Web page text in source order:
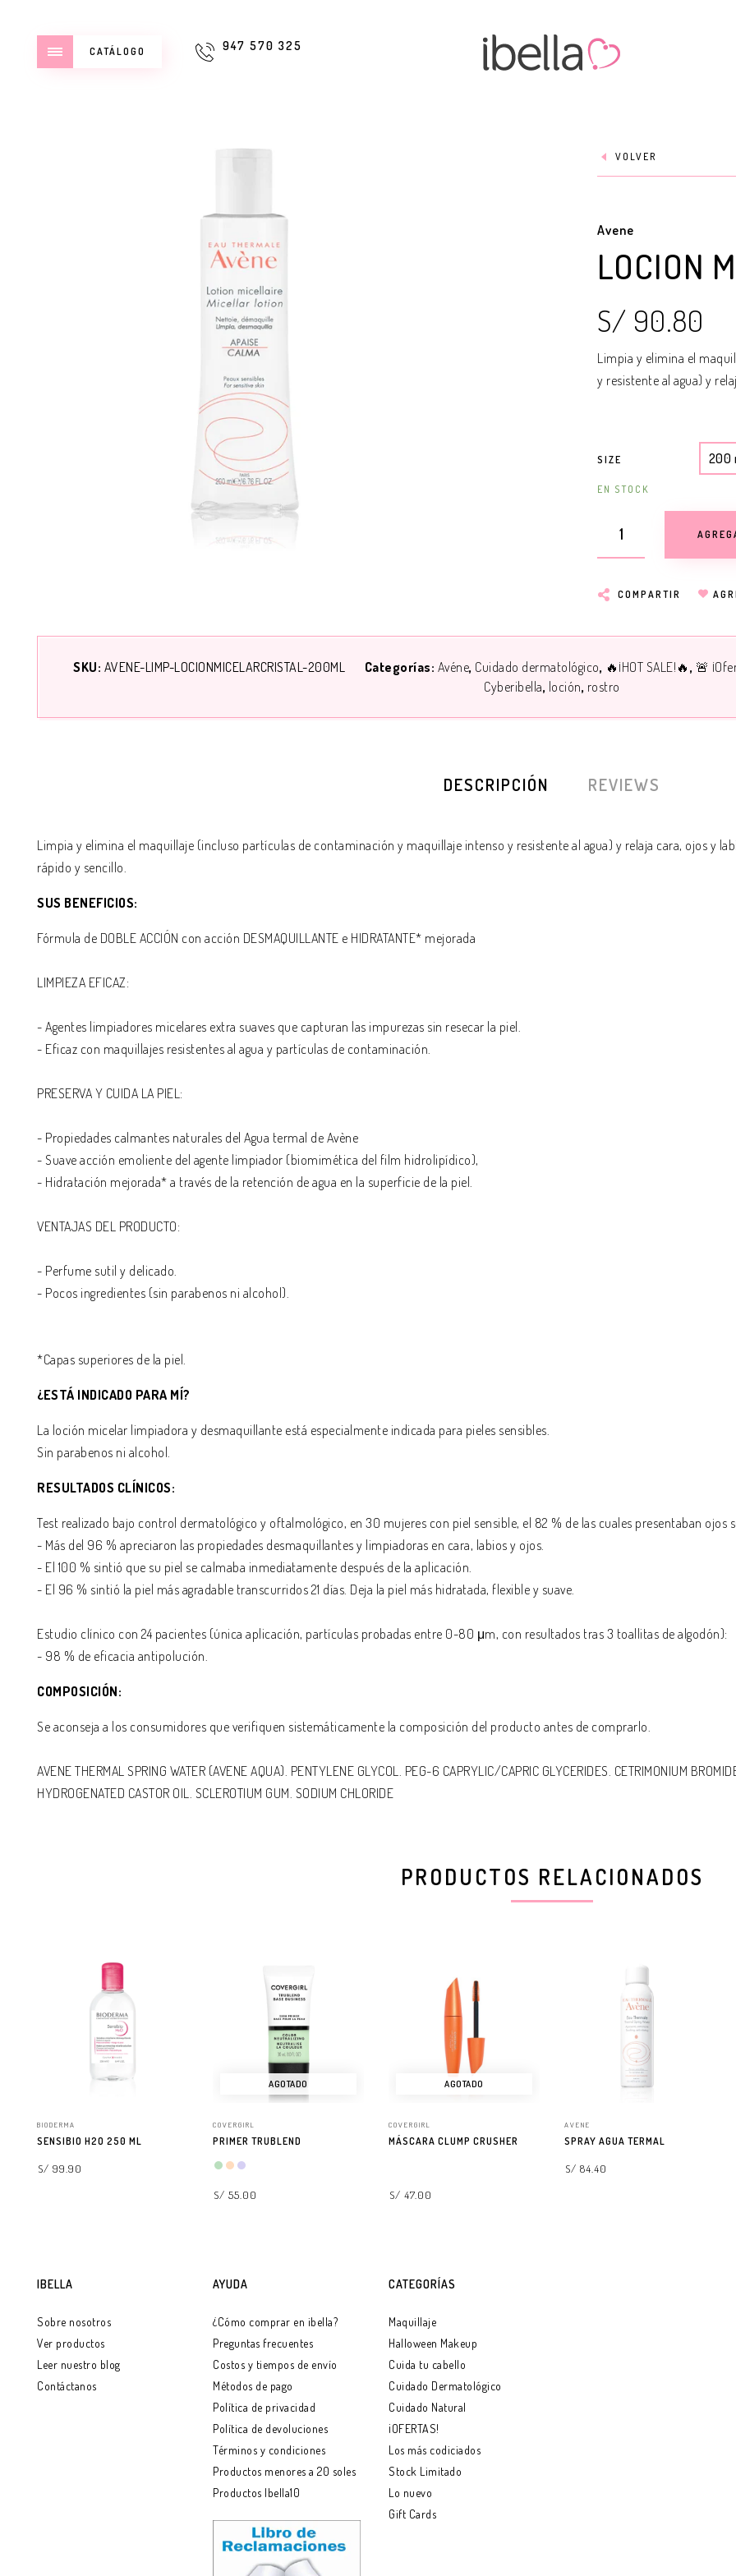
CATÁLOGO 947 570 325
VOLVER
Avene
LOCION
S/ 90.80
Limpia y elimina el
y resistente al agua) y
SIZE 200
EN STOCK
COMPARTIR
SKU: AVENE-LIMP-LOCIONMICELARCRISTAL-200ML Categorías: Avéne Cuidado dermatológico 🔥¡HOT SALE!🔥 🚨
Cyberibella
loción rostro
DESCRIPCIÓN REVIEWS
Limpia y elimina el maquillaje (incluso partículas de contaminación y maquillaje intenso y resistente al agua) y relaja cara, ojos y
rápido y sencillo.
SUS BENEFICIOS:
Fórmula de DOBLE ACCIÓN con acción DESMAQUILLANTE e HIDRATANTE* mejorada
LIMPIEZA EFICAZ:
- Agentes limpiadores micelares extra suaves que capturan las impurezas sin resecar la piel.
- Eficaz con maquillajes resistentes al agua y partículas de contaminación.
PRESERVA Y CUIDA LA PIEL:
- Propiedades calmantes naturales del Agua termal de Avène
- Suave acción emoliente del agente limpiador (biomimética del film hidrolipídico),
- Hidratación mejorada* a través de la retención de agua en la superficie de la piel.
VENTAJAS DEL PRODUCTO:
- Perfume sutil y delicado.
- Pocos ingredientes (sin parabenos ni alcohol).
*Capas superiores de la piel.
¿ESTÁ INDICADO PARA MÍ?
La loción micelar limpiadora y desmaquillante está especialmente indicada para pieles sensibles.
Sin parabenos ni alcohol.
RESULTADOS CLÍNICOS:
Test realizado bajo control dermatológico y oftalmológico, en 30 mujeres con piel sensible, el 82 % de las cuales presentaban ojos
- Más del 96 % apreciaron las propiedades desmaquillantes y limpiadoras en cara, labios y ojos.
- El 100 % sintió que su piel se calmaba inmediatamente después de la aplicación.
- El 96 % sintió la piel más agradable transcurridos 21 días. Deja la piel más hidratada, flexible y suave.
Estudio clínico con 24 pacientes (única aplicación, partículas probadas entre 0-80 μm, con resultados tras 3 toallitas de algodón):
- 98 % de eficacia antipolución.
COMPOSICIÓN:
Se aconseja a los consumidores que verifiquen sistemáticamente la composición del producto antes de comprarlo.
AVENE THERMAL SPRING WATER (AVENE AQUA). PENTYLENE GLYCOL. PEG-6 CAPRYLIC/CAPRIC GLYCERIDES. CETRIMONIUM
HYDROGENATED CASTOR OIL. SCLEROTIUM GUM. SODIUM CHLORIDE
PRODUCTOS RELACIONADOS
BIODERMA
SENSIBIO H2O 250 ML
S/ 99.90
AGOTADO
COVERGIRL
PRIMER TRUBLEND
S/ 55.00
AGOTADO
COVERGIRL
MÁSCARA CLUMP CRUSHER
S/ 47.00
AVENE
SPRAY AGUA TERMAL
S/ 84.40
IBELLA
Sobre nosotros
Ver productos
Leer nuestro blog
Contáctanos
AYUDA
¿Cómo comprar en ibella?
Preguntas frecuentes
Costos y tiempos de envío
Métodos de pago
Política de privacidad
Política de devoluciones
Términos y condiciones
Productos menores a 20 soles
Productos Ibella10
CATEGORÍAS
Maquillaje
Halloween Makeup
Cuida tu cabello
Cuidado Dermatológico
Cuidado Natural
¡OFERTAS!
Los más codiciados
Stock Limitado
Lo nuevo
Gift Cards